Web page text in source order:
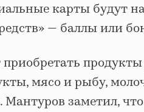
карты будут
— баллы или
продукты
мясо и рыбу,
заметил,